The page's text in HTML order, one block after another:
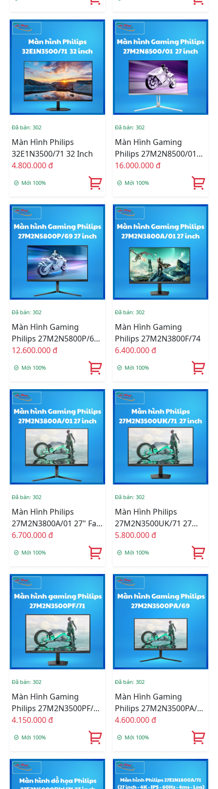
HDMI+VGA)
Đã bán: 302
Màn Hình Philips
32E1N3500/71 32 Inch
4.800.000 đ
Mới 100%
Đã bán: 302
Màn Hình Gaming
Philips 27M2N8500/01
27 Inch
16.000.000 đ
Mới 100%
Đã bán: 302
Màn Hình Gaming
Philips 27M2N5800P/69
27 Inch
12.600.000 đ
Mới 100%
Đã bán: 302
Màn Hình Gaming
Philips 27M2N3800F/74
6.400.000 đ
Mới 100%
Đã bán: 302
Màn Hình Philips
27M2N3800A/01 27" Fast
IPS 4K 160Hz-FHD 320Hz
6.700.000 đ
Mới 100%
Đã bán: 302
Màn Hình Philips
27M2N3500UK/71 27
Inch
5.800.000 đ
Mới 100%
Đã bán: 302
Màn Hình Gaming
Philips 27M2N3500PF/71
(27Inch/ QHD
260Hz/ 300cd/m2/ IPS)
4.150.000 đ
Mới 100%
Đã bán: 302
Màn Hình Gaming
Philips 27M2N3500PA/69
(27inch - IPS - 2K QHD -
4.600.000 đ
Mới 100%